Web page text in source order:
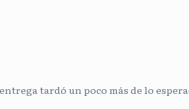
tardó un poco más de lo